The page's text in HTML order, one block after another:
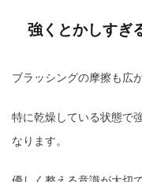
強くとかしすぎ
ブラッシングの摩擦も広
特に乾燥している状態で
なります。